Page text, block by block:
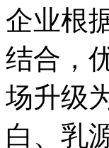
企业根
结合，
场升级
白、乳